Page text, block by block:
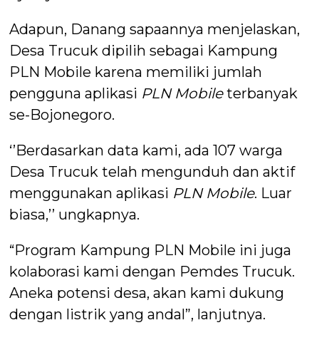
Adapun, Danang sapaannya menjelaskan,
Desa Trucuk dipilih sebagai Kampung
PLN Mobile karena memiliki jumlah
pengguna aplikasi PLN Mobileterbanyak
se-Bojonegoro.
‘’Berdasarkan data kami, ada 107 warga
Desa Trucuk telah mengunduh dan aktif
menggunakan aplikasi PLN Mobile. Luar
biasa,’’ ungkapnya.
“Program Kampung PLN Mobile ini juga
kolaborasi kami dengan Pemdes Trucuk.
Aneka potensi desa, akan kami dukung
dengan listrik yang andal”, lanjutnya.